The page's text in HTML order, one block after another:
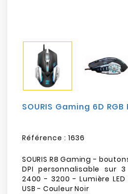
Sécurité
Mobilités
SOURIS Gaming 6D RGB
Référence : 1636
SOURIS R8 Gaming -
DPI personnalisable sur
2400 - 3200 - Lumière LED
USB - Couleur Noir